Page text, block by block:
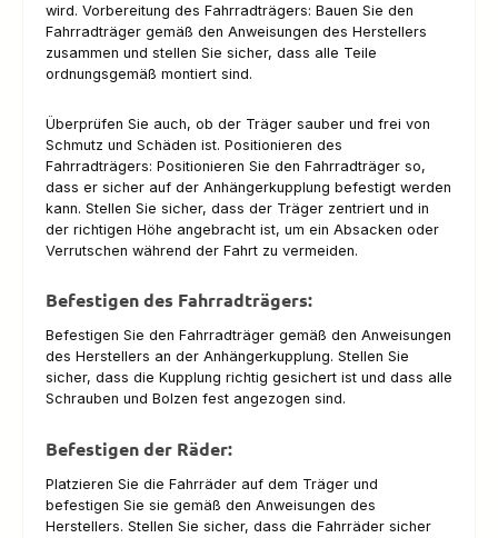
wird. Vorbereitung des Fahrradträgers: Bauen Sie den
Fahrradträger gemäß den Anweisungen des Herstellers
zusammen und stellen Sie sicher, dass alle Teile
ordnungsgemäß montiert sind.
Überprüfen Sie auch, ob der Träger sauber und frei von
Schmutz und Schäden ist. Positionieren des
Fahrradträgers: Positionieren Sie den Fahrradträger so,
dass er sicher auf der Anhängerkupplung befestigt werden
kann. Stellen Sie sicher, dass der Träger zentriert und in
der richtigen Höhe angebracht ist, um ein Absacken oder
Verrutschen während der Fahrt zu vermeiden.
Befestigen des Fahrradträgers:
Befestigen Sie den Fahrradträger gemäß den Anweisungen
des Herstellers an der Anhängerkupplung. Stellen Sie
sicher, dass die Kupplung richtig gesichert ist und dass alle
Schrauben und Bolzen fest angezogen sind.
Befestigen der Räder:
Platzieren Sie die Fahrräder auf dem Träger und
befestigen Sie sie gemäß den Anweisungen des
Herstellers. Stellen Sie sicher, dass die Fahrräder sicher